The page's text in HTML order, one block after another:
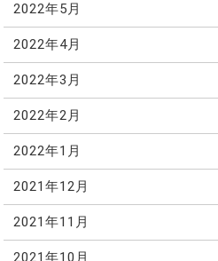
2022年5月
2022年4月
2022年3月
2022年2月
2022年1月
2021年12月
2021年11月